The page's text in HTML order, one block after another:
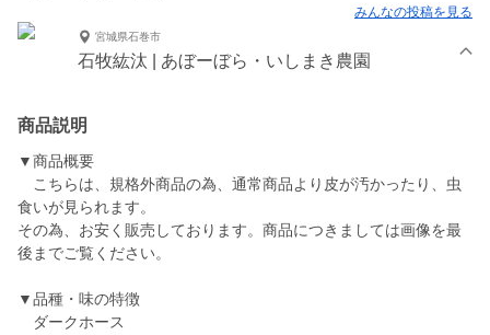
みんなの投稿を見る
宮城県石巻市
石牧紘汰 | あぼーぼら・いしまき農園
商品説明
▼商品概要
こちらは、規格外商品の為、通常商品より皮が汚かったり、虫
食いが見られます。
その為、お安く販売しております。商品につきましては画像を最
後までご覧ください。
▼品種・味の特徴
ダークホース